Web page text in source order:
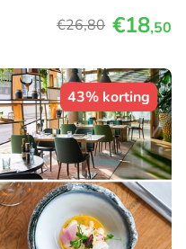
€26,80 €18,50
43% korting